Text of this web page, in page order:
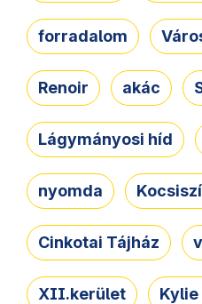
forradalom
Renoir akác
Lágymányosi híd
nyomda
Cinkotai Tájház
XII.kerület